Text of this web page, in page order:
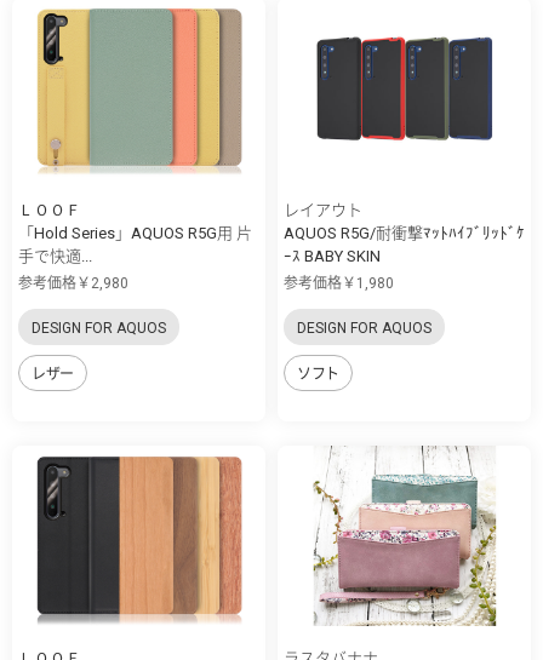
ＬＯＯＦ
「Hold Series」AQUOS R5G用 片
手で快適...
参考価格￥2,980
DESIGN FOR AQUOS
レザー
レイアウト
AQUOS R5G/耐衝撃ﾏｯﾄﾊｲﾌﾞﾘｯﾄﾞｹ
ｰｽ BABY SKIN
参考価格￥1,980
DESIGN FOR AQUOS
ソフト